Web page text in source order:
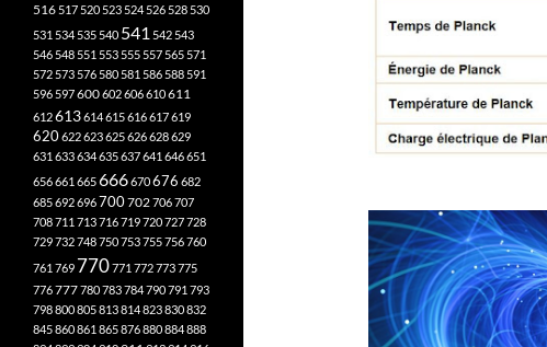
516 517 520 523 524 526 528 530
531 534 535 540 541 542 543
546 548 551 553 555 557 565 571
572 573 576 580 581 586 588 591
596 597600602606610611
612613614615616617619
620622623625626628629
631 633634635637641 646651
656661 665666670676 682
685692696700702706707
708711 713716719720727728
729732748750753755756760
761 769 770771 772773775
776777780783784790791 793
798800805813814823830832
845860861 865876880884888